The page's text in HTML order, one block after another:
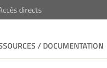
directs
/ DOCUMENTATION